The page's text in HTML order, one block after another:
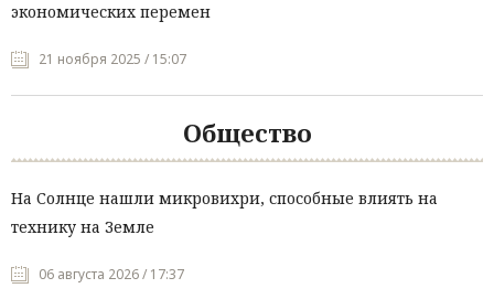
экономических перемен
21 ноября 2025 / 15:07
Общество
На Солнце нашли микровихри, способные влиять на
технику на Земле
06 августа 2026 / 17:37